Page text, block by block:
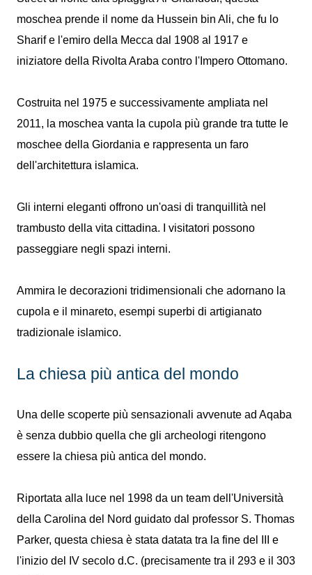
moschea prende il nome da Hussein bin Ali, che fu lo
Sharif e l'emiro della Mecca dal 1908 al 1917 e
iniziatore della Rivolta Araba contro l'Impero Ottomano.
Costruita nel 1975 e successivamente ampliata nel
2011, la moschea vanta la cupola più grande tra tutte le
moschee della Giordania e rappresenta un faro
dell'architettura islamica.
Gli interni eleganti offrono un'oasi di tranquillità nel
trambusto della vita cittadina. I visitatori possono
passeggiare negli spazi interni.
Ammira le decorazioni tridimensionali che adornano la
cupola e il minareto, esempi superbi di artigianato
tradizionale islamico.
La chiesa più antica del mondo
Una delle scoperte più sensazionali avvenute ad Aqaba
è senza dubbio quella che gli archeologi ritengono
essere la chiesa più antica del mondo.
Riportata alla luce nel 1998 da un team dell'Università
della Carolina del Nord guidato dal professor S. Thomas
Parker, questa chiesa è stata datata tra la fine del III e
l'inizio del IV secolo d.C. (precisamente tra il 293 e il 303